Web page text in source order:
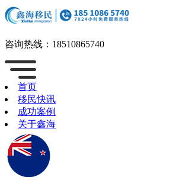
咨询热线： 18510865740
首页
移民快讯
成功案例
关于鑫海